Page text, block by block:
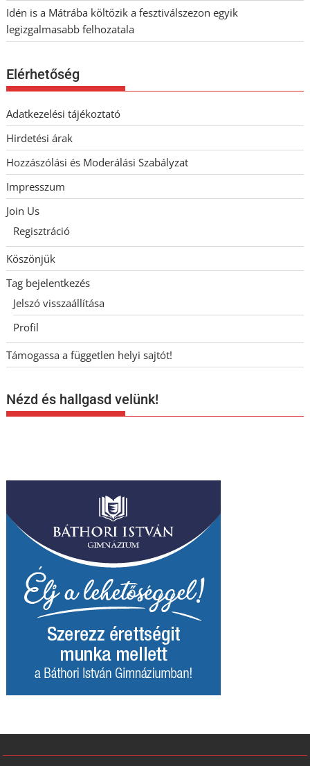
Idén is a Mátrába költözik a fesztiválszezon egyik
legizgalmasabb felhozatala
Elérhetőség
Adatkezelési tájékoztató
Hirdetési árak
Hozzászólási és Moderálási Szabályzat
Impresszum
Join Us
Regisztráció
Köszönjük
Tag bejelentkezés
Jelszó visszaállítása
Profil
Támogassa a független helyi sajtót!
Nézd és hallgasd velünk!